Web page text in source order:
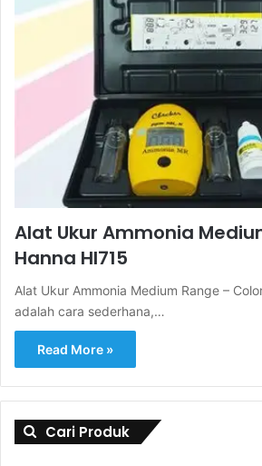
Alat Ukur Ammonia
Hanna HI715
Alat Ukur Ammonia Medium Range –
adalah cara sederhana,…
Read More »
Cari Produk